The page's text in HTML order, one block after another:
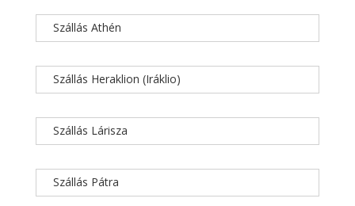
Szállás Athén
Szállás Heraklion (Iráklio)
Szállás Lárisza
Szállás Pátra